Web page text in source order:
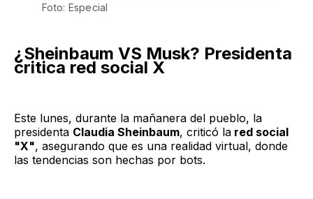
Foto: Especial
¿Sheinbaum VS Musk? Presidenta
critica red social X
Este lunes, durante la mañanera del pueblo, la
presidenta Claudia Sheinbaum, criticó la red social
"X", asegurando que es una realidad virtual, donde
las tendencias son hechas por bots.